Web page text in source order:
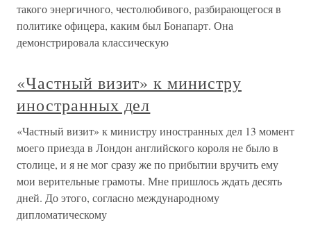
такого энергичного, честолюбивого, разбирающегося в
политике офицера, каким был Бонапарт. Она
демонстрировала классическую
«Частный визит» к министру
иностранных дел
«Частный визит» к министру иностранных дел 13 момент
моего приезда в Лондон английского короля не было в
столице, и я не мог сразу же по прибытии вручить ему
мои верительные грамоты. Мне пришлось ждать десять
дней. До этого, согласно международному
дипломатическому